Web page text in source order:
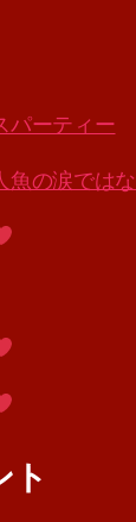
パーティー
魚の涙では
ト